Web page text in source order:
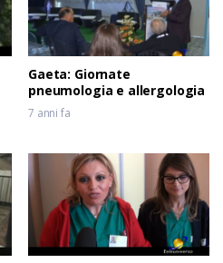
Gaeta: Giornate
pneumologia e allergologia
7 anni fa